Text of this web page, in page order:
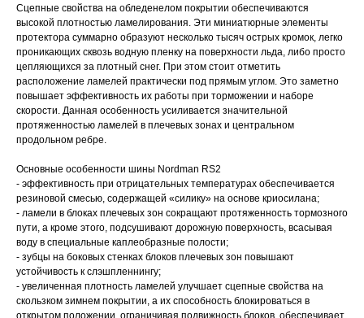
Сцепные свойства на обледенелом покрытии обеспечиваются
высокой плотностью ламелирования. Эти миниатюрные элементы
протектора суммарно образуют несколько тысяч острых кромок, легко
проникающих сквозь водную пленку на поверхности льда, либо просто
цепляющихся за плотный снег. При этом стоит отметить
расположение ламелей практически под прямым углом. Это заметно
повышает эффективность их работы при торможении и наборе
скорости. Данная особенность усиливается значительной
протяженностью ламелей в плечевых зонах и центральном
продольном ребре.
Основные особенности шины Nordman RS2
- эффективность при отрицательных температурах обеспечивается
резиновой смесью, содержащей «силику» на основе криосилана;
- ламели в блоках плечевых зон сокращают протяженность тормозного
пути, а кроме этого, подсушивают дорожную поверхность, всасывая
воду в специальные каплеобразные полости;
- зубцы на боковых стенках блоков плечевых зон повышают
устойчивость к слэшпленнингу;
- увеличенная плотность ламелей улучшает сцепные свойства на
скользком зимнем покрытии, а их способность блокироваться в
открытом положении, ограничивая подвижность блоков, обеспечивает